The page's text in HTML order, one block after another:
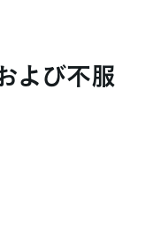
よび不服